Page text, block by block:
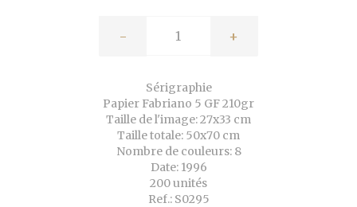
- +
Sérigraphie
Papier Fabriano 5 GF 210gr
Taille de l'image: 27x33 cm
Taille totale: 50x70 cm
Nombre de couleurs: 8
Date: 1996
200 unités
Ref.: S0295